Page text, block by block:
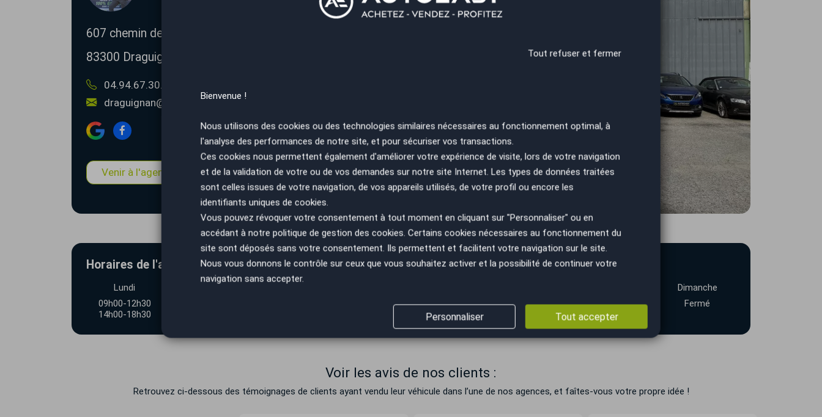
607 chemin des incapis
83300 Draguignan
04.94.67.30.50
draguignan@autoeasy.fr
Venir à l'agence Estimation de ma voiture
Horaires de l'agence AutoEasy Draguignan
Lundi
09h00-12h30
14h00-18h30
Mardi
09h00-12h30
14h00-19h00
09h00-12h30
14h00-19h00
09h00-12h30
14h00-18h30
Dimanche
Fermé
Voir les avis de nos clients :
Retrouvez ci-dessous des témoignages de clients ayant vendu leur véhicule dans l’une de nos agences, et faîtes-vous votre propre idée !
Tout refuser et fermer
Bienvenue !
Nous utilisons des cookies ou des technologies similaires nécessaires au fonctionnement optimal, à
l'analyse des performances de notre site, et pour sécuriser vos transactions.
Ces cookies nous permettent également d'améliorer votre expérience de visite, lors de votre navigation
et de la validation de votre ou de vos demandes sur notre site Internet. Les types de données traitées
sont celles issues de votre navigation, de vos appareils utilisés, de votre profil ou encore les
identifiants uniques de cookies.
Vous pouvez révoquer votre consentement à tout moment en cliquant sur "Personnaliser" ou en
accédant à notre politique de gestion des cookies. Certains cookies nécessaires au fonctionnement du
site sont déposés sans votre consentement. Ils permettent et facilitent votre navigation sur le site.
Nous vous donnons le contrôle sur ceux que vous souhaitez activer et la possibilité de continuer votre
navigation sans accepter.
Tout accepter
Personnaliser